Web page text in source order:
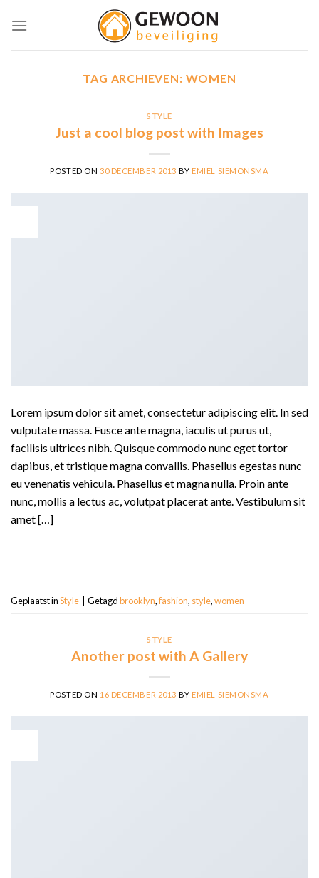
TAG ARCHIEVEN: WOMEN
STYLE
Just a cool blog post with Images
POSTED ON 30 DECEMBER 2013 BY EMIEL SIEMONSMA
Lorem ipsum dolor sit amet, consectetur adipiscing elit. In sed
vulputate massa. Fusce ante magna, iaculis ut purus ut,
facilisis ultrices nibh. Quisque commodo nunc eget tortor
dapibus, et tristique magna convallis. Phasellus egestas nunc
eu venenatis vehicula. Phasellus et magna nulla. Proin ante
nunc, mollis a lectus ac, volutpat placerat ante. Vestibulum sit
amet […]
Geplaatst inStyle Getagdbrooklyn,fashion, style,women
STYLE
Another post with A Gallery
POSTED ON 16 DECEMBER 2013 BY EMIEL SIEMONSMA